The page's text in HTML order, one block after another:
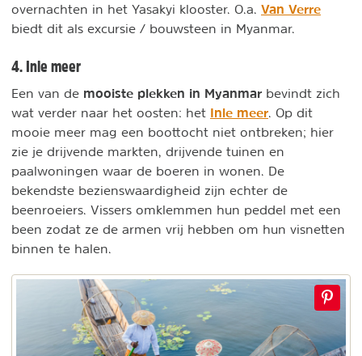
overnachten in het Yasakyi klooster. O.a. Van Verre
biedt dit als excursie / bouwsteen in Myanmar.
4. Inle meer
Een van de mooiste plekken in Myanmar bevindt zich
wat verder naar het oosten: het Inle meer . Op dit
mooie meer mag een boottocht niet ontbreken; hier
zie je drijvende markten, drijvende tuinen en
paalwoningen waar de boeren in wonen. De
bekendste bezienswaardigheid zijn echter de
beenroeiers. Vissers omklemmen hun peddel met een
been zodat ze de armen vrij hebben om hun visnetten
binnen te halen.